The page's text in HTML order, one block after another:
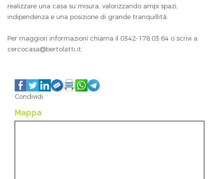
realizzare una casa su misura, valorizzando ampi spazi,
indipendenza e una posizione di grande tranquillità.
Per maggiori informazioni chiama il 0342-178.03.64 o scrivi a
cercocasa@bertolatti.it.
Condividi
Mappa